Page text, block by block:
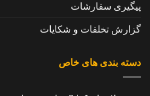
پیگیری سفارشات
گزارش تخلفات و شکایات
دسته بندی های خاص